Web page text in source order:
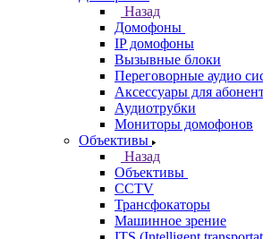
Назад
Домофоны
IP домофоны
Вызывные блоки
Переговорные аудио
Аксессуары для
Аудиотрубки
Мониторы домофонов
Объективы
Назад
Объективы
CCTV
Трансфокаторы
Машинное зрение